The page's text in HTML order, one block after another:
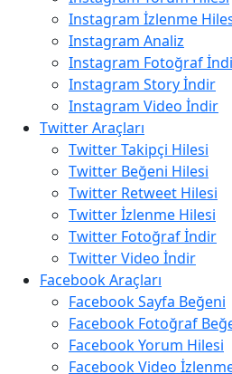
Instagram İzlenme
Instagram Analiz
Instagram Fotoğraf
Instagram Story İndir
Instagram Video İndir
Twitter Araçları
Twitter Takipçi Hilesi
Twitter Beğeni Hilesi
Twitter Retweet Hilesi
Twitter İzlenme Hilesi
Twitter Fotoğraf İndir
Twitter Video İndir
Facebook Araçları
Facebook Sayfa Beğeni
Facebook Fotoğraf
Facebook Yorum Hilesi
Facebook Video